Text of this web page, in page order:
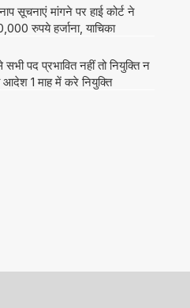
सूचनाएं मांगने पर हाई कोर्ट ने
रुपये हर्जाना, याचिका
पद प्रभावित नहीं तो नियुक्ति न
1 माह में करे नियुक्ति